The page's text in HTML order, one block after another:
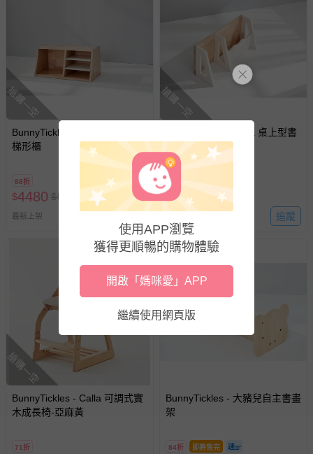
搶購一空
BunnyTickles - Calla 創意翻轉
梯形櫃
88折
$4480 $5080
最新上架
搶購一空
BunnyTickles - Calla 桌上型書
86折
2680 $3099
追蹤
搶購一空
BunnyTickles - Calla 可調式實
木成長椅-亞麻黃
71折
BunnyTickles - 大豬兒自主書畫
架
84折 即將售完
使用APP瀏覽
獲得更順暢的購物體驗
開啟「媽咪愛」APP
繼續使用網頁版